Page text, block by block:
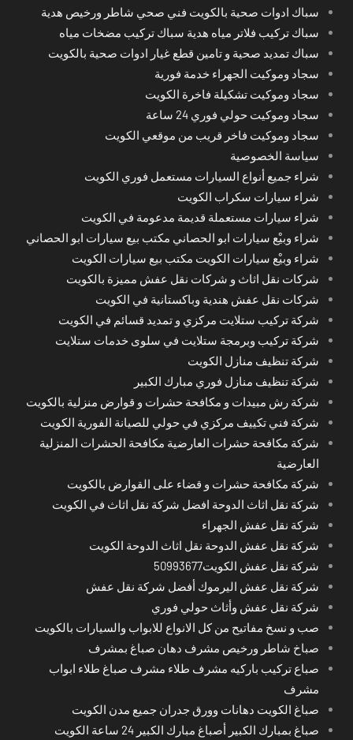
سباك ادوات صحية بالكويت فني صحي شاطر ورخيص هدية
سباك تركيب فلاتر مياه هدية سباك تركيب مضخات مياه
سباك تمديد صحية و تامين قطع غيار ادوات صحية بالكويت
سجاد وموكيت الجهراء خدمة فورية
سجاد وموكيت تشكيلة فاخرة الكويت
سجاد وموكيت حولي فوري 24 ساعة
سجاد وموكيت فاخر قريب من موقعي الكويت
سياسة الخصوصية
شراء جميع أنواع السيارات مستعمل فوري الكويت
شراء سيارات سكراب الكويت
شراء سيارات مستعملة قديمة مدعومة في الكويت
شراء وبيْع سيارات ابو الحصاني مكتب بيع سيارات ابو الحصاني
شراء وبيْع سيارات الكويت مكتب بيع سيارات الكويت
شركات نقل اثاث و شركات نقل عفش مميزة بالكويت
شركات نقل عفش هندية وباكستانية في الكويت
شركة تركيب ستلايت مركزي و تمديد قسائم في الكويت
شركة تركيب وبرمجة ستلايت في سلوى خدمات ستلايت
شركة تنظيف منازل الكويت
شركة تنظيف منازل فوري مبارك الكبير
شركة رش مبيدات و مكافحة حشرات و قوارض منزلية بالكويت
شركة فني تكييف مركزي في حولي للصيانة الفورية الكويت
شركة مكافحة حشرات العارضية مكافحة الحشرات المنزلية
العارضية
شركة مكافحة حشرات و قضاء على القوارض بالكويت
شركة نقل اثاث الدوحة افضل شركة نقل اثاث في الكويت
شركة نقل عفش الجهراء
شركة نقل عفش الدوحة نقل اثاث الدوحة الكويت
شركة نقل عفش الكويت50993677
شركة نقل عفش اليرموك أفضل شركة نقل عفش
شركة نقل عفش وأثاث حولي فوري
صب و نسخ مفاتيح من كل الانواع للابواب والسيارات بالكويت
صباخ شاطر ورخيص مشرف دهان صباغ بمشرف
صباع تركيب باركيه مشرف طلاء مشرف صباغ طلاء ابواب
مشرف
صباغ الكويت دهانات وورق جدران جميع مدن الكويت
صباغ بمبارك الكبير أصباغ مبارك الكبير 24 ساعة الكويت